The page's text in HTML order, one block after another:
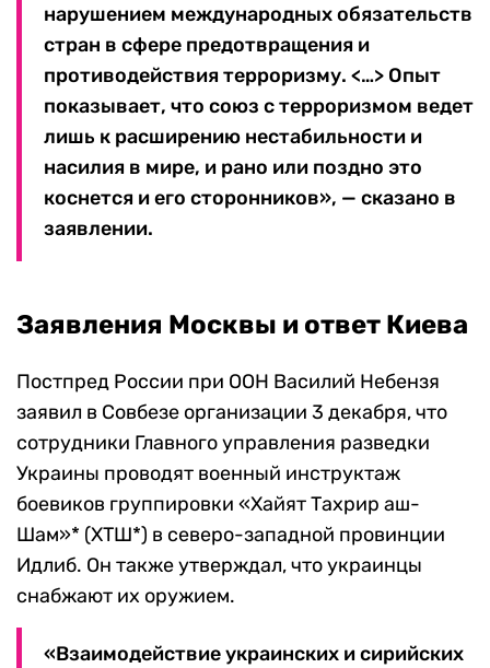
нарушением международных обязательств
стран в сфере предотвращения и
противодействия терроризму. <…> Опыт
показывает, что союз с терроризмом ведет
лишь к расширению нестабильности и
насилия в мире, и рано или поздно это
коснется и его сторонников», — сказано в
заявлении.
Заявления Москвы и ответ Киева
Постпред России при ООН Василий Небензя
заявил в Совбезе организации 3 декабря, что
сотрудники Главного управления разведки
Украины проводят военный инструктаж
боевиков группировки «Хайят Тахрир аш-
Шам»* (ХТШ*) в северо-западной провинции
Идлиб. Он также утверждал, что украинцы
снабжают их оружием.
«Взаимодействие украинских и сирийских